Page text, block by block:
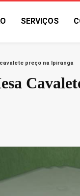
SERVIÇOS
preço na Ipiranga